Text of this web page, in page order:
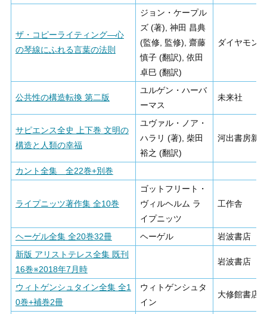
ザ・コピーライティング―心
の琴線にふれる言葉の法則
ジョン・ケープル
ズ (著), 神田 昌典
(監修, 監修), 齋藤
慎子 (翻訳), 依田
卓巳 (翻訳)
ダイヤモン
公共性の構造転換 第二版
ユルゲン・ハーバ
ーマス
未来社
サピエンス全史 上下巻 文明の
構造と人類の幸福
ユヴァル・ノア・
ハラリ (著), 柴田
裕之 (翻訳)
河出書房新社
カント全集 全22巻+別巻
ライプニッツ著作集 全10巻
ゴットフリート・
ヴィルヘルム ラ
イプニッツ
工作舎
ヘーゲル全集 全20巻32冊 ヘーゲル
岩波書店
新版 アリストテレス全集 既刊
16巻※2018年7月時
岩波書店
ウィトゲンシュタイン全集 全1
0巻+補巻2冊
ウィトゲンシュタ
イン
大修館書店